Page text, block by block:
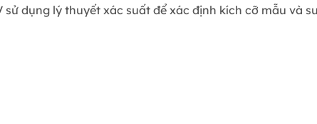
dụng lý thuyết xác suất để xác định kích cỡ mẫu và